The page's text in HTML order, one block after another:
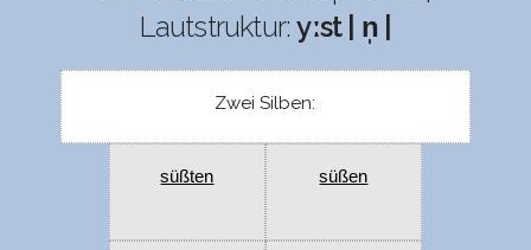
Lautstruktur:yːst | n̩ |
Zwei Silben:
süßten süßen